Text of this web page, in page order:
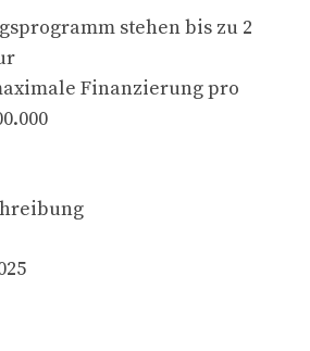
stehen bis zu 2
Finanzierung pro